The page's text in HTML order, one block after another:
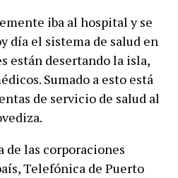
iba al hospital y se
día el sistema de salud en
están desertando la isla,
Sumado a esto está
de servicio de salud al
de las corporaciones
Telefónica de Puerto